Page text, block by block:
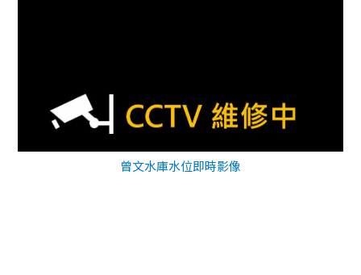
曾文水庫水位即時影像